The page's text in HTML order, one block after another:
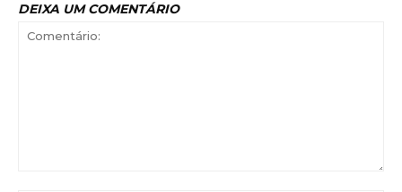
DEIXA UM COMENTÁRIO